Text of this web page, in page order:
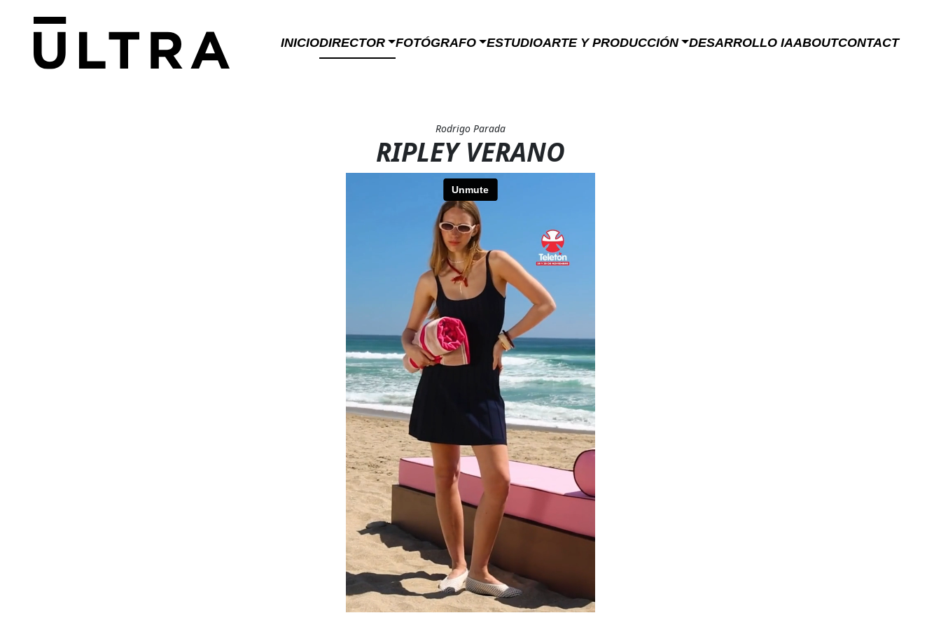
INICIODIRECTOR FOTÓGRAFO ESTUDIOARTE Y PRODUCCIÓN DESARROLLO IAABOUTCONTACT
Rodrigo Parada
RIPLEY VERANO